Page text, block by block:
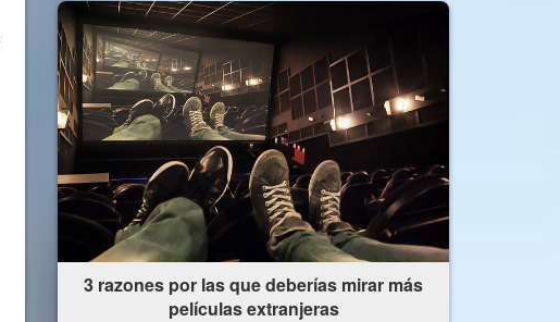
3 razones por las que deberías mirar más
películas extranjeras